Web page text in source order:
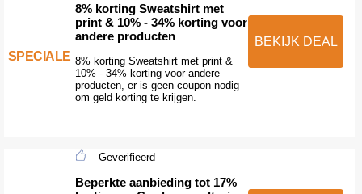
SPECIALE
8% korting Sweatshirt met
print & 10% - 34% korting voor
andere producten
8% korting Sweatshirt met print &
10% - 34% korting voor andere
producten, er is geen coupon nodig
om geld korting te krijgen.
BEKIJK DEAL
Geverifieerd
Beperkte aanbieding tot 17%